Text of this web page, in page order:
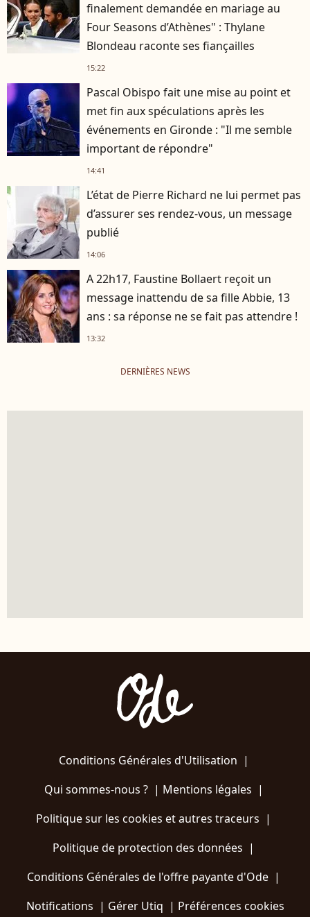
finalement demandée en mariage au
Four Seasons d’Athènes" : Thylane
Blondeau raconte ses fiançailles
15:22
Pascal Obispo fait une mise au point et
met fin aux spéculations après les
événements en Gironde : "Il me semble
important de répondre"
14:41
L’état de Pierre Richard ne lui permet pas
d’assurer ses rendez-vous, un message
publié
14:06
A 22h17, Faustine Bollaert reçoit un
message inattendu de sa fille Abbie, 13
ans : sa réponse ne se fait pas attendre !
13:32
DERNIÈRES NEWS
Conditions Générales d'Utilisation |
Qui sommes-nous ?| Mentions légales |
Politique sur les cookies et autres traceurs |
Politique de protection des données |
Conditions Générales de l'offre payante d'Ode |
Notifications | Gérer Utiq | Préférences cookies